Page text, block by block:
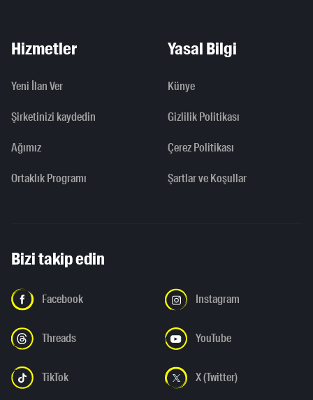
Hizmetler
Yeni İlan Ver
Şirketinizi kaydedin
Ağımız
Ortaklık Programı
Yasal Bilgi
Künye
Gizlilik Politikası
Çerez Politikası
Şartlar ve Koşullar
Bizi takip edin
Facebook Instagram
Threads YouTube
TikTok X (Twitter)